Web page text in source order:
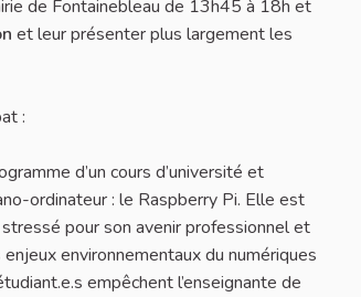
de Fontainebleau de 13h45 à 18h et
et leur présenter plus largement les
:
d’un cours d’université et
ordinateur : le Raspberry Pi. Elle est
pour son avenir professionnel et
environnementaux du numériques
empêchent l’enseignante de